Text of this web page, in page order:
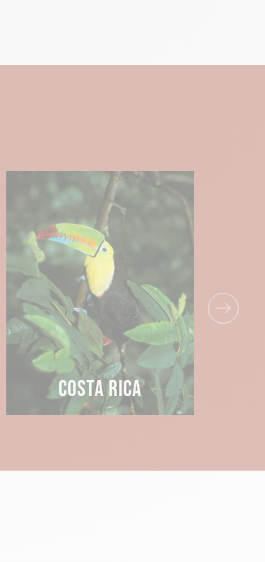
plus haut des Andes,
du Pérou, ce bijou
hauteurs, vous profiterez
sur les bords du lac
Il est bien caché
jusqu’à ce lieu
fois au cœur du lac, vous
COSTA RICA